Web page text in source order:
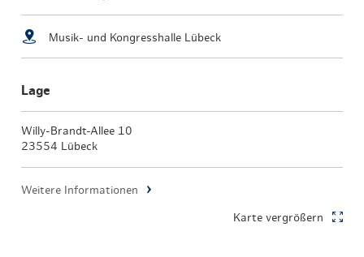
Musik- und Kongresshalle Lübeck
Lage
Willy-Brandt-Allee 10
23554 Lübeck
Weitere Informationen
Karte vergrößern